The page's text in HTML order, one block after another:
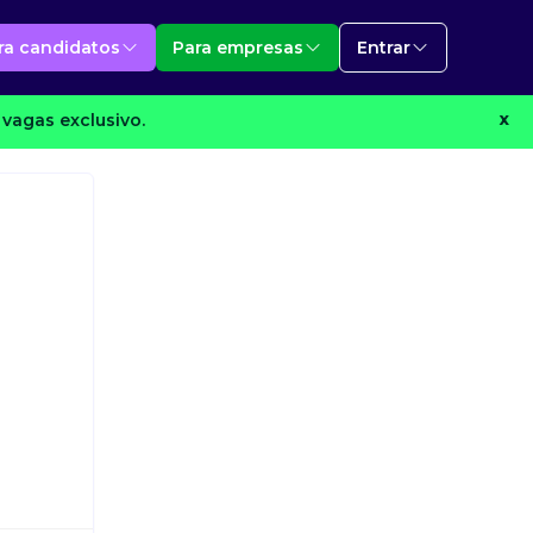
candidatos Para empresas Entrar
exclusivo. X